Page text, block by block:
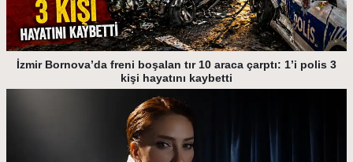
İzmir Bornova’da freni boşalan tır 10 araca çarptı: 1’i polis 3
kişi hayatını kaybetti